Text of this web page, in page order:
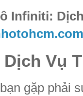
Infiniti:
Vụ
gặp phải